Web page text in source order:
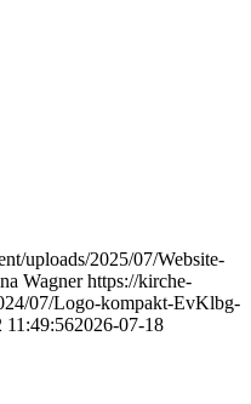
uploads/2025/07/Website-
Wagner https://kirche-
07/Logo-kompakt-EvKlbg-
11:49:562026-07-18